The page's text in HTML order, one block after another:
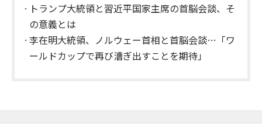
トランプ大統領と習近平国家主席の首脳会談、そ
の意義とは
李在明大統領、ノルウェー首相と首脳会談…「ワ
ールドカップで再び漕ぎ出すことを期待」